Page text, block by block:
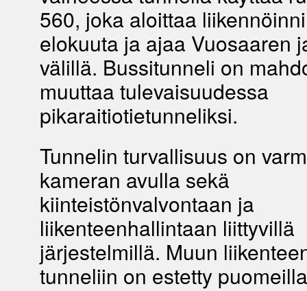
560, joka aloittaa
elokuuta ja ajaa Vuosaaren
välillä. Bussitunneli on
muuttaa tulevaisuudessa
pikaraitiotietunneliksi.
Tunnelin turvallisuus on
kameran avulla sekä
kiinteistönvalvontaan ja
liikenteenhallintaan liittyvillä
järjestelmillä. Muun
tunneliin on estetty